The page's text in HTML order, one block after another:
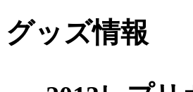
グッズ情報